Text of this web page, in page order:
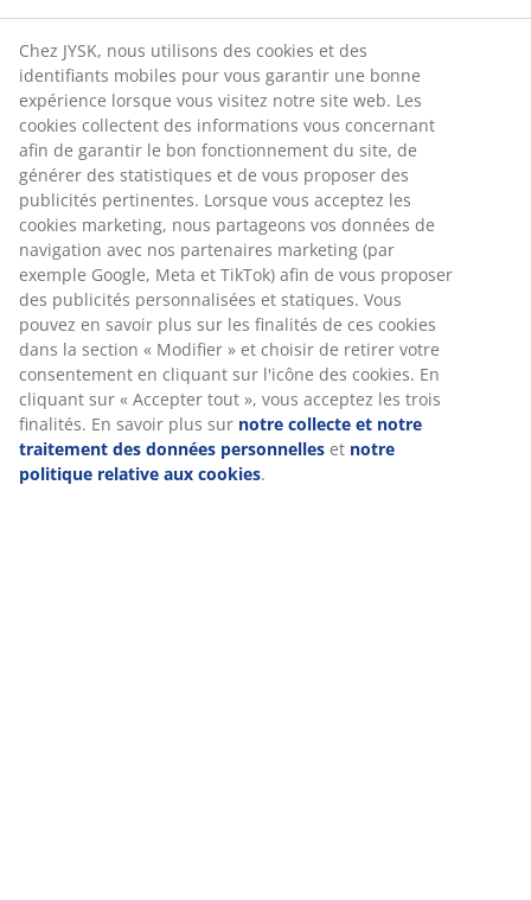
Spécifications
Avis
(1)
Livraison
Chez JYSK, nous utilisons des cookies et des
identifiants mobiles pour vous garantir une bonne
expérience lorsque vous visitez notre site web. Les
cookies collectent des informations vous concernant
afin de garantir le bon fonctionnement du site, de
générer des statistiques et de vous proposer des
publicités pertinentes. Lorsque vous acceptez les
cookies marketing, nous partageons vos données de
navigation avec nos partenaires marketing (par
exemple Google, Meta et TikTok) afin de vous proposer
des publicités personnalisées et statiques. Vous
pouvez en savoir plus sur les finalités de ces cookies
dans la section « Modifier » et choisir de retirer votre
consentement en cliquant sur l'icône des cookies. En
cliquant sur « Accepter tout », vous acceptez les trois
finalités. En savoir plus sur notre collecte et notre
traitement des données personnelles et notre
politique relative aux cookies.